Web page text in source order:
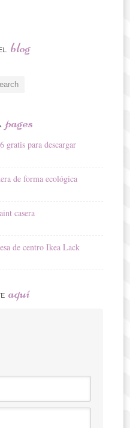
blog
pages
gratis para descargar
de forma ecológica
casera
de centro Ikea Lack
aquí